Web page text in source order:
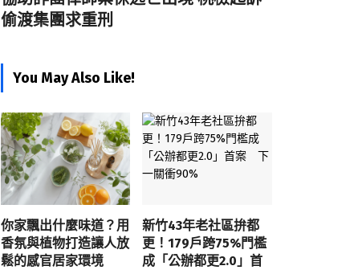
偷渡集團求重刑
You May Also Like!
你家飄出什麼味道？用
香氛與植物打造讓人放
鬆的感官居家環境
新竹43年老社區拚都
更！179戶跨75%門檻
成「公辦都更2.0」首